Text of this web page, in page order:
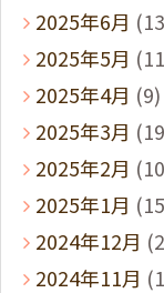
2025年6月
2025年5月
2025年4月 (9)
2025年3月
2025年2月
2025年1月
2024年12月
2024年11月